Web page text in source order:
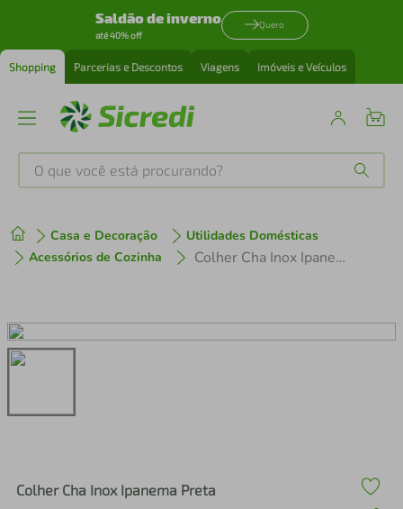
Saldão de inverno
até 40% off
Quero
Shopping Parcerias e Descontos Viagens Imóveis e Veículos
O que você está procurando?
Casa e Decoração
Utilidades Domésticas
Acessórios de Cozinha
Colher Cha Inox Ipanema Preta
Colher Cha Inox Ipanema Preta
1º tenis
3º